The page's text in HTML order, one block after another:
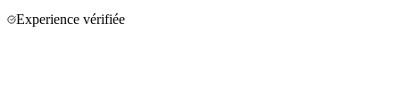
Experience vérifiée